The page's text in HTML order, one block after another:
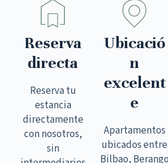
Reserva
directa
Reserva tu
estancia
directamente
con nosotros,
sin
Ubicació
n
excelent
e
Apartamentos
ubicados entre
Bilbao, Berango